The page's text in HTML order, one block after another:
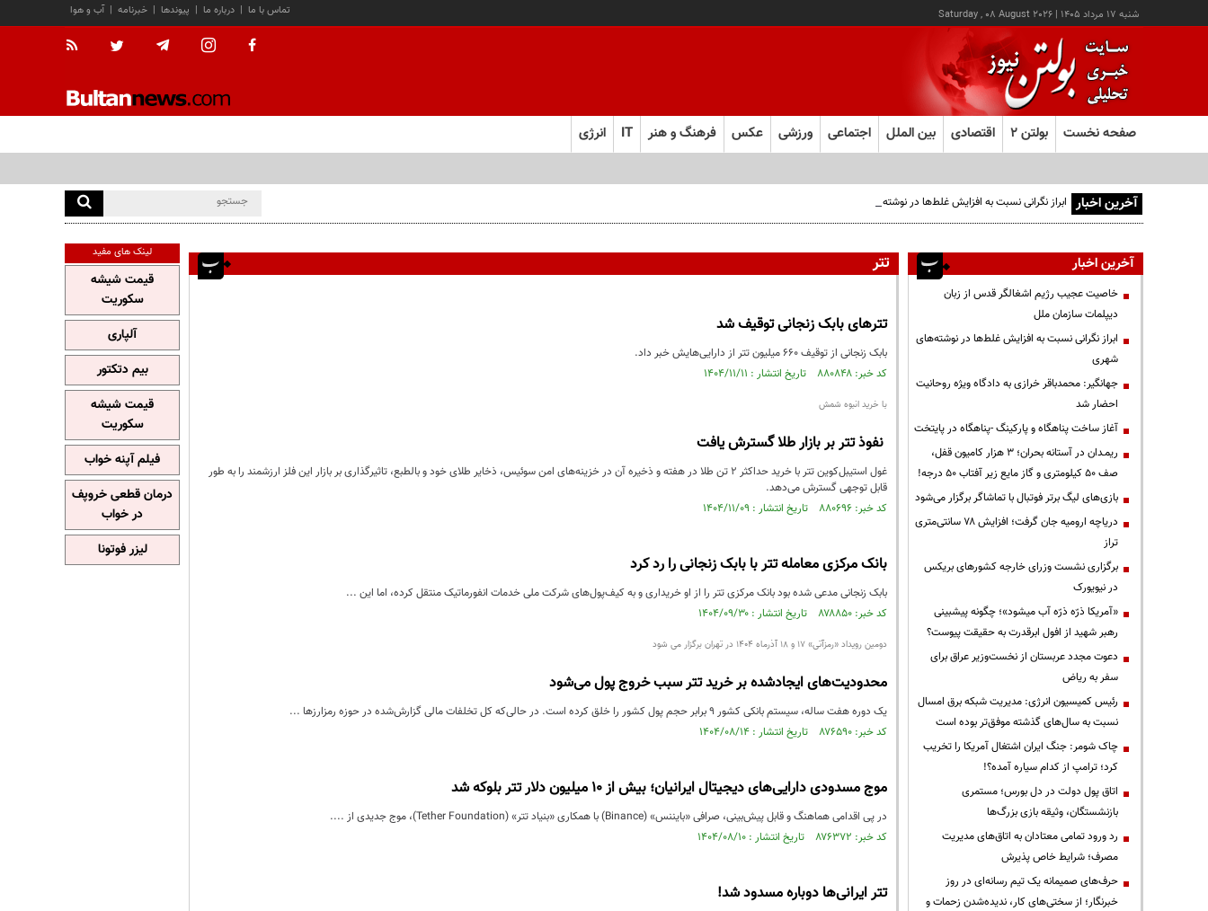
شنبه ۱۷ مرداد ۱۴۰۵ |
Saturday , 08 August 2026 آب و هوا | خبرنامه | پیوندها | درباره ما | تماس با ما
صفحه نخست بولتن ۲ اقتصادی بین الملل اجتماعی ورزشی عکس فرهنگ و هنر IT انرژی
آخرین اخبار ابراز نگرانی نسبت به افزایش غلط‌ها در نوشته‌های شهری
تتر
تترهای بابک زنجانی توقیف شد
بابک زنجانی از توقیف ۶۶۰ میلیون تتر از دارایی‌هایش خبر داد.
کد خبر: ۸۸۰۸۴۸ تاریخ انتشار : ۱۴۰۴/۱۱/۱۱
با خرید انبوه شمش
نفوذ تتر بر بازار طلا گسترش یافت
غول استیبل‌کوین تتر با خرید حداکثر ۲ تن طلا در هفته و ذخیره آن در خزینه‌های امن سوئیس، ذخایر طلای خود و بالطبع، تاثیرگذاری بر بازار این فلز ارزشمند را به طور
قابل توجهی گسترش می‌دهد.
کد خبر: ۸۸۰۶۹۶ تاریخ انتشار : ۱۴۰۴/۱۱/۰۹
بانک مرکزی معامله تتر با بابک زنجانی را رد کرد
بابک زنجانی مدعی شده بود بانک مرکزی تتر را از او خریداری و به کیف‌پول‌های شرکت ملی خدمات انفورماتیک منتقل کرده، اما این ...
کد خبر: ۸۷۸۸۵۰ تاریخ انتشار : ۱۴۰۴/۰۹/۳۰
دومین رویداد «رمزآتی» 17 و 18 آذرماه 1404 در تهران برگزار می شود
محدودیت‌های ایجادشده بر خرید تتر سبب خروج پول می‌شود
یک دوره هفت ساله، سیستم بانکی کشور ۹ برابر حجم پول کشور را خلق کرده است. در حالی‌که کل تخلفات مالی گزارش‌شده در حوزه رمزارزها ...
کد خبر: ۸۷۶۵۹۰ تاریخ انتشار : ۱۴۰۴/۰۸/۱۴
موج مسدودی دارایی‌های دیجیتال ایرانیان؛ بیش از ۱۰ میلیون دلار تتر بلوکه شد
در پی اقدامی هماهنگ و قابل پیش‌بینی، صرافی «بایننس» (Binance) با همکاری «بنیاد تتر» (Tether Foundation)، موج جدیدی از ....
کد خبر: ۸۷۶۳۷۲ تاریخ انتشار : ۱۴۰۴/۰۸/۱۰
تتر ایرانی‌ها دوباره مسدود شد!
آخرین اخبار
خاصیت عجیب رژیم اشغالگر قدس از زبان
دیپلمات سازمان ملل
ابراز نگرانی نسبت به افزایش غلط‌ها در نوشته‌های
شهری
جهانگیر: محمدباقر خرازی به دادگاه ویژه روحانیت
احضار شد
آغاز ساخت پناهگاه و پارکینگ -پناهگاه در پایتخت
ریمـدان در آستانه بحران؛ ۳ هزار کامیون قفل،
صف ۵۰ کیلومتری و گاز مایع زیر آفتاب ۵۰ درجه!
بازی‌های لیگ برتر فوتبال با تماشاگر برگزار می‌شود
دریاچه ارومیه جان گرفت؛ افزایش ۷۸ سانتی‌متری
تراز
برگزاری نشست وزرای خارجه کشورهای بریکس
در نیویورک
«آمریکا ذرّه ذرّه آب میشود»؛ چگونه پیشبینی
رهبر شهید از افول ابرقدرت به حقیقت پیوست؟
دعوت مجدد عربستان از نخست‌وزیر عراق برای
سفر به ریاض
رئیس کمیسیون انرژی: مدیریت شبکه برق امسال
نسبت به سال‌های گذشته موفق‌تر بوده است
چاک شومر: جنگ ایران اشتغال آمریکا را تخریب
کرد؛ ترامپ از کدام سیاره آمده؟!
اتاق پول دولت در دل بورس؛ مستمری
بازنشستگان، وثیقه بازی بزرگ‌ها
رد ورود تمامی معتادان به اتاق‌های مدیریت
مصرف؛ شرایط خاص پذیرش
حرف‌های صمیمانه یک تیم رسانه‌ای در روز
خبرنگار؛ از سختی‌های کار، ندیده‌شدن زحمات و
لینک های مفید
قیمت شیشه
سکوریت
آلپاری
بیم دتکتور
قیمت شیشه
سکوریت
فیلم آپنه خواب
درمان قطعی خروپف
در خواب
لیزر فوتونا